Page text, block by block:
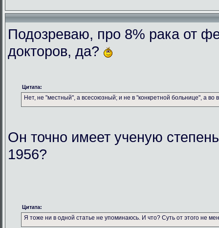
Подозреваю, про 8% рака от
докторов, да?
Цитата:
Нет, не "местный", а всесоюзный; и не в "конкретной больнице", а во
Он точно имеет ученую
1956?
Цитата:
Я тоже ни в одной статье не упоминаюсь. И что? Суть от этого не